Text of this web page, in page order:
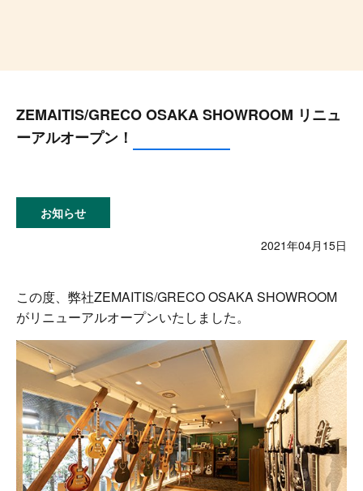
ZEMAITIS/GRECO OSAKA SHOWROOM リニュ
ーアルオープン！
お知らせ
2021年04月15日
この度、弊社ZEMAITIS/GRECO OSAKA SHOWROOM
がリニューアルオープンいたしました。